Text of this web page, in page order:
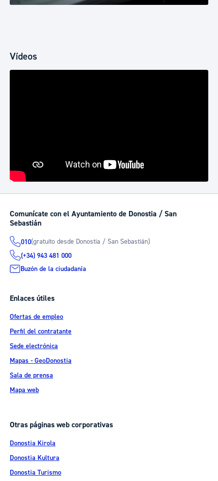
Vídeos
Comunícate con el Ayuntamiento de Donostia / San
Sebastián
010(gratuito desde Donostia / San Sebastián)
(+34) 943 481 000
Buzón de la ciudadanía
Enlaces útiles
Ofertas de empleo
Perfil del contratante
Sede electrónica
Mapas - GeoDonostia
Sala de prensa
Mapa web
Otras páginas web corporativas
Donostia Kirola
Donostia Kultura
Donostia Turismo